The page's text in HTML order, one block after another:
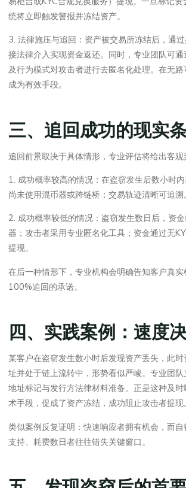
统将立即触发警报并冻结资产。
3. 法律施压与追回：资产被交易所冻结后，通
接法律介入实现资金返还。同时，专业团队可
及行为模式对攻击者进行去匿名化处理。在无
成为有效手段。
三、追回成功的现实
追回前景取决于具体情形，专业评估将给出客观
1. 成功概率较高的情况：在盗窃发生后数小时
尚未使用混币器或跨链桥；交易轨迹清晰可追溯
2. 成功概率较低的情况：盗窃发生数日后，资
器；攻击者采用专业匿名化工具；资金通过无
提现。
在后一种情形下，专业机构会明确告知客户真实
100%追回的承诺。
四、实践案例：速度
某客户在盗窃发生数小时后发现资产丢失，此
址并处于链上流转中，形势看似严峻。专业团
地址标记与发行方法律材料准备。正是这种及
术手段，促成了资产冻结，成功阻止攻击者提现
类似案例反复证明：快速响应者拥有机会，而
支持、耗费数日者往往错失关键窗口。